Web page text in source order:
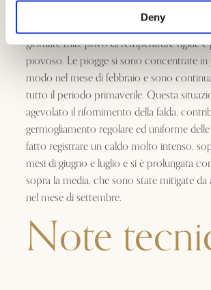
Deny
La stagione 2025 è un’annata che verrà
l’equilibrio e la qualità. L’inverno si è
giornate miti, privo di temperature rigide
piovoso. Le piogge si sono concentrate
modo nel mese di febbraio e sono
tutto il periodo primaverile. Questa
agevolato il rifornimento della falda,
germogliamento regolare ed uniforme delle
fatto registrare un caldo molto intenso,
mesi di giugno e luglio e si è prolungata
sopra la media, che sono state mitigate da
nel mese di settembre.
Note